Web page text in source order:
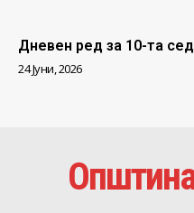
Дневен ред за 10-та
24 Јуни, 2026